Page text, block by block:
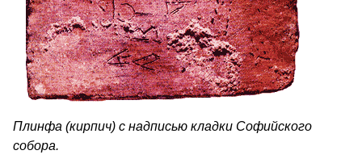
Плинфа (кирпич) с надписью кладки Софийского
собора.